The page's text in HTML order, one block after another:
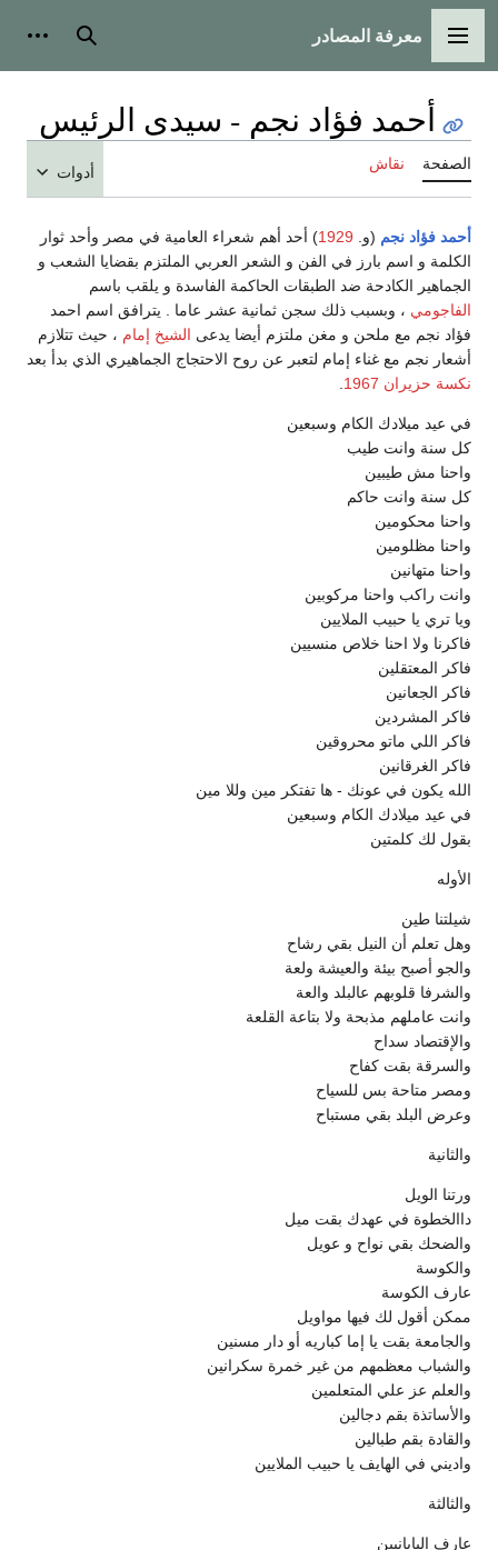
القائمة الرئيسية
معرفة المصادر بحث
أحمد فؤاد نجم - سيدى الرئيس
الصفحة نقاش أدوات
أحمد فؤاد نجم (و. 1929) أحد أهم شعراء العامية في مصر وأحد ثوار
الكلمة و اسم بارز في الفن و الشعر العربي الملتزم بقضايا الشعب و
الجماهير الكادحة ضد الطبقات الحاكمة الفاسدة و يلقب باسم
الفاجومي ، وبسبب ذلك سجن ثمانية عشر عاما . يترافق اسم احمد
فؤاد نجم مع ملحن و مغن ملتزم أيضا يدعى الشيخ إمام ، حيث تتلازم
أشعار نجم مع غناء إمام لتعبر عن روح الاحتجاج الجماهيري الذي بدأ بعد
نكسة حزيران 1967
في عيد ميلادك الكام وسبعين
كل سنة وانت طيب
واحنا مش طيبين
كل سنة وانت حاكم
واحنا محكومين
واحنا مظلومين
واحنا متهانين
وانت راكب واحنا مركوبين
ويا تري يا حبيب الملايين
فاكرنا ولا احنا خلاص منسيين
فاكر المعتقلين
فاكر الجعانين
فاكر المشردين
فاكر اللي ماتو محروقين
فاكر الغرقانين
الله يكون في عونك - ها تفتكر مين وللا مين
في عيد ميلادك الكام وسبعين
بقول لك كلمتين
الأوله
شيلتنا طين
وهل تعلم أن النيل بقي رشاح
والجو أصبح بيئة والعيشة ولعة
والشرفا قلوبهم عالبلد والعة
وانت عاملهم مذبحة ولا بتاعة القلعة
والإقتصاد سداح
والسرقة بقت كفاح
ومصر متاحة بس للسياح
وعرض البلد بقي مستباح
والثانية
ورتنا الويل
داالخطوة في عهدك بقت ميل
والضحك بقي نواح و عويل
والكوسة
عارف الكوسة
ممكن أقول لك فيها مواويل
والجامعة بقت يا إما كباريه أو دار مسنين
والشباب معظمهم من غير خمرة سكرانين
والعلم عز علي المتعلمين
والأساتذة بقم دجالين
والقادة بقم طبالين
واديني في الهايف يا حبيب الملايين
والثالثة
عارف اليابانيين